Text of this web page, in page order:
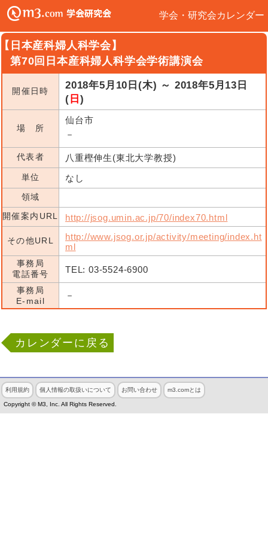
学会・研究会カレンダー
日本産科婦人科学会】
第70回日本産科婦人科学会学術講演会
開催日時
2018年5月10日(木) ～ 2018年5月13日
( 日 )
場 所
仙台市
－
代表者 八重樫伸生(東北大学教授)
単位 なし
領域
開催案内URL
http://jsog.umin.ac.jp/70/index70.html
その他URL
http://www.jsog.or.jp/activity/meeting/index.ht
ml
事務局
電話番号
TEL: 03-5524-6900
事務局
E-mail
－
カレンダーに戻る
利用規約 個人情報の取扱いについて お問い合わせ m3.comとは
Copyright © M3, Inc. All Rights Reserved.